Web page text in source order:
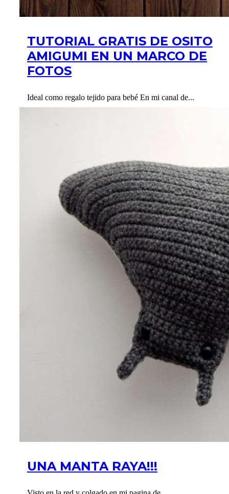
TUTORIAL GRATIS DE OSITO
AMIGUMI EN UN MARCO DE
FOTOS
Ideal como regalo tejido para bebé En mi canal de...
UNA MANTA RAYA!!!